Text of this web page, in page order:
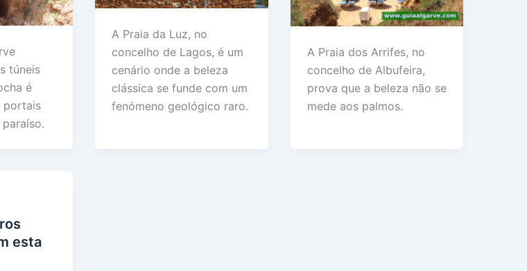
túneis
é
portais
A Praia da Luz, no
concelho de Lagos, é um
cenário onde a beleza
clássica se funde com um
fenómeno geológico raro.
A Praia dos Arrifes, no
concelho de Albufeira,
prova que a beleza não se
mede aos palmos.
esta